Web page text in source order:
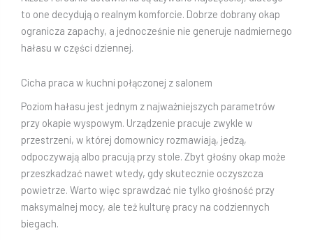
to one decydują o realnym komforcie. Dobrze dobrany okap
ogranicza zapachy, a jednocześnie nie generuje nadmiernego
hałasu w części dziennej.
Cicha praca w kuchni połączonej z salonem
Poziom hałasu jest jednym z najważniejszych parametrów
przy okapie wyspowym. Urządzenie pracuje zwykle w
przestrzeni, w której domownicy rozmawiają, jedzą,
odpoczywają albo pracują przy stole. Zbyt głośny okap może
przeszkadzać nawet wtedy, gdy skutecznie oczyszcza
powietrze. Warto więc sprawdzać nie tylko głośność przy
maksymalnej mocy, ale też kulturę pracy na codziennych
biegach.